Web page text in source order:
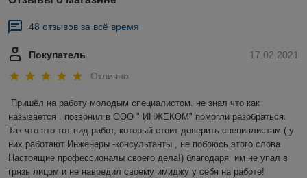
48 отзывов за всё время
17.02.2021
Покупатель
Отлично
Пришёл на работу молодым специалистом. не знал что как
называется . позвонил в ООО " ИНЖЕКОМ" помогли разобраться.
Так что это тот вид работ, который стоит доверить специалистам ( у
них работают Инженеры -консультанты , не побоюсь этого слова
Настоящие профессионалы своего дела!) благодаря  им не упал в
грязь лицом и не навредил своему имиджу у себя на работе!